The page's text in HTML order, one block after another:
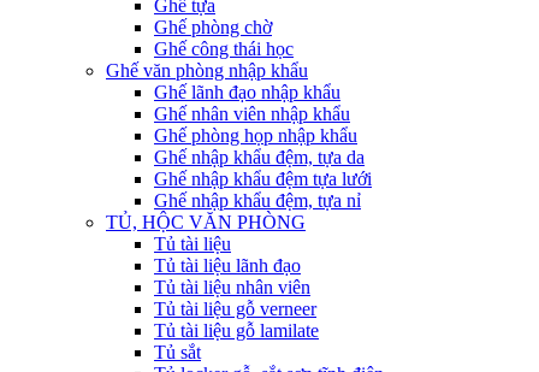
Ghế tựa
Ghế phòng chờ
Ghế công thái học
Ghế văn phòng nhập khẩu
Ghế lãnh đạo nhập khẩu
Ghế nhân viên nhập khẩu
Ghế phòng họp nhập khẩu
Ghế nhập khẩu đệm, tựa da
Ghế nhập khẩu đệm tựa lưới
Ghế nhập khẩu đệm, tựa nỉ
TỦ, HỘC VĂN PHÒNG
Tủ tài liệu
Tủ tài liệu lãnh đạo
Tủ tài liệu nhân viên
Tủ tài liệu gỗ verneer
Tủ tài liệu gỗ lamilate
Tủ sắt